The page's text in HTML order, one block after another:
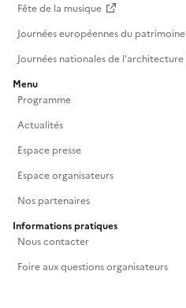
Fête de la musique
Journées européennes du patrimoine
Journées nationales de l'architecture
Menu
Programme
Actualités
Espace presse
Espace organisateurs
Nos partenaires
Informations pratiques
Nous contacter
Foire aux questions organisateurs